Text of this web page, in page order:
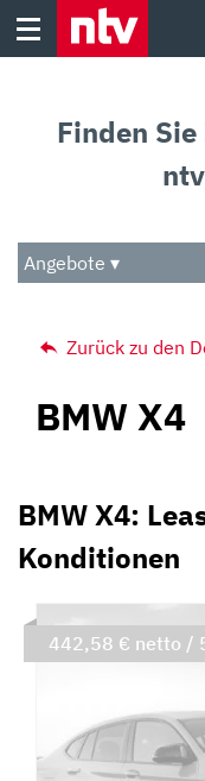
Skip
Audio
Das Beste
Finden
Angebote ▾
Zurück zu den
BMW X4
BMW X4:
Konditionen
442,58 € netto /